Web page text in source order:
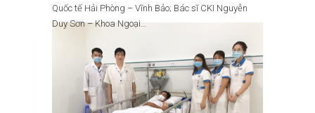
Quốc tế Hải Phòng – Vĩnh Bảo; Bác sĩ CKI Nguyễn
Duy Sơn – Khoa Ngoại…